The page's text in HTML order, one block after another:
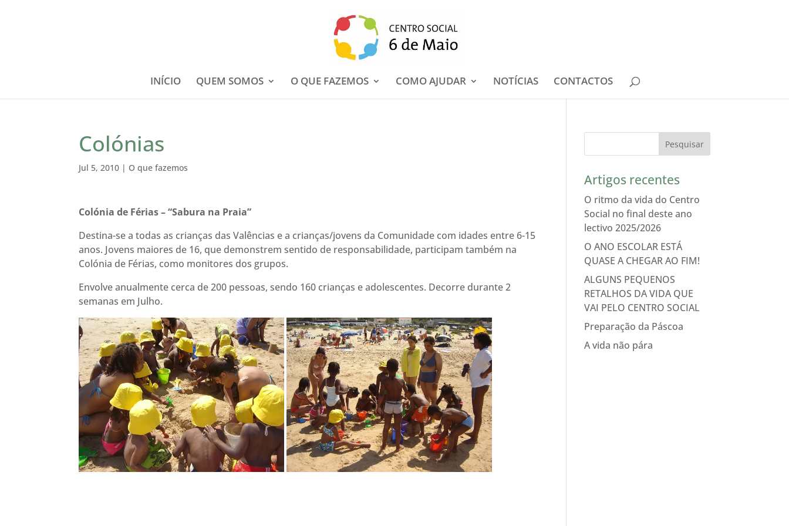
INÍCIO QUEM SOMOS O QUE FAZEMOS COMO AJUDAR NOTÍCIAS CONTACTOS
Colónias
Jul 5, 2010 | O que fazemos
Colónia de Férias – “Sabura na Praia”
Destina-se a todas as crianças das Valências e a crianças/jovens da Comunidade com idades entre 6-15
anos. Jovens maiores de 16, que demonstrem sentido de responsabilidade, participam também na
Colónia de Férias, como monitores dos grupos.
Envolve anualmente cerca de 200 pessoas, sendo 160 crianças e adolescentes. Decorre durante 2
semanas em Julho.
Artigos recentes
O ritmo da vida do Centro
Social no final deste ano
lectivo 2025/2026
O ANO ESCOLAR ESTÁ
QUASE A CHEGAR AO FIM!
ALGUNS PEQUENOS
RETALHOS DA VIDA QUE
VAI PELO CENTRO SOCIAL
Preparação da Páscoa
A vida não pára